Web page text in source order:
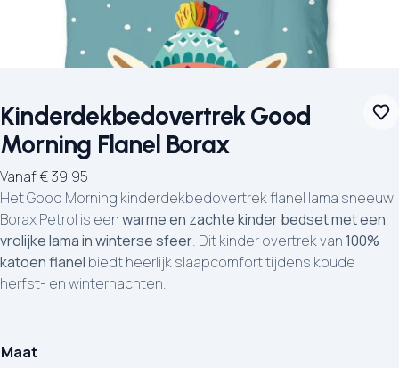
Kinderdekbedovertrek Good
Morning Flanel Borax
Vanaf€39,95
Het Good Morning kinderdekbedovertrek flanel lama sneeuw
Borax Petrol is eenwarme en zachte kinder bedset met een
vrolijke lama in winterse sfeer. Dit kinder overtrek van100%
katoen flanel biedt heerlijk slaapcomfort tijdens koude
herfst- en winternachten.
Maat